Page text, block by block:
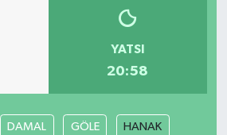
YATSI
20:58
DAMAL GÖLE HANAK